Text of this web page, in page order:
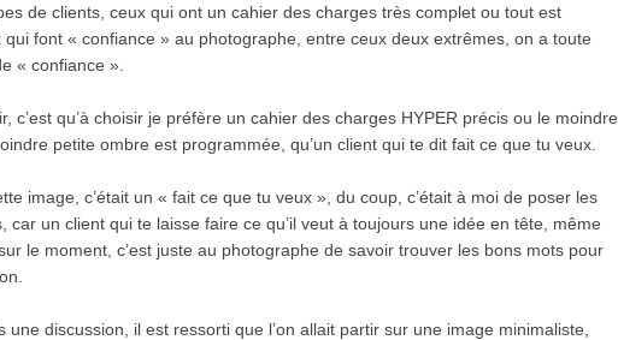
de clients, ceux qui ont un cahier des charges très complet ou tout est
qui font « confiance » au photographe, entre ceux deux extrêmes, on a toute
« confiance ».
c’est qu’à choisir je préfère un cahier des charges HYPER précis ou le moindre
petite ombre est programmée, qu’un client qui te dit fait ce que tu veux.
image, c’était un « fait ce que tu veux », du coup, c’était à moi de poser les
car un client qui te laisse faire ce qu’il veut à toujours une idée en tête, même
le moment, c’est juste au photographe de savoir trouver les bons mots pour
une discussion, il est ressorti que l’on allait partir sur une image minimaliste,